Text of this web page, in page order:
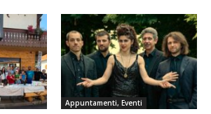
Appuntamenti, Eventi